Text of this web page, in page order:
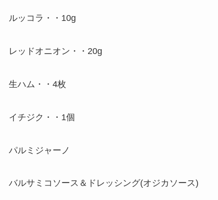
ルッコラ・・10g
レッドオニオン・・20g
生ハム・・4枚
イチジク・・1個
パルミジャーノ
バルサミコソース＆ドレッシング(オジカソース)